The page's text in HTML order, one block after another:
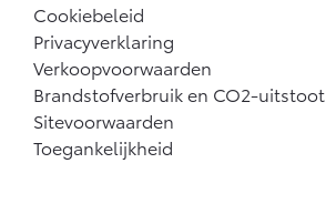
Cookiebeleid
Privacyverklaring
Verkoopvoorwaarden
Brandstofverbruik en CO2-uitstoot
Sitevoorwaarden
Toegankelijkheid